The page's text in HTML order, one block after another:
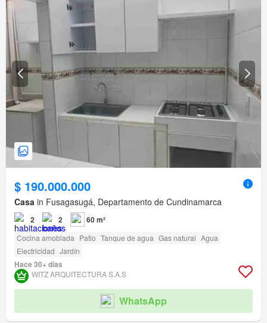
$ 190.000.000
Casa in Fusagasugá, Departamento de Cundinamarca
2 2 60 m²
Cocina amoblada Patio Tanque de agua Gas natural Agua
Electricidad Jardín
Hace 30+ días
WITZ ARQUITECTURA S.A.S
WhatsApp